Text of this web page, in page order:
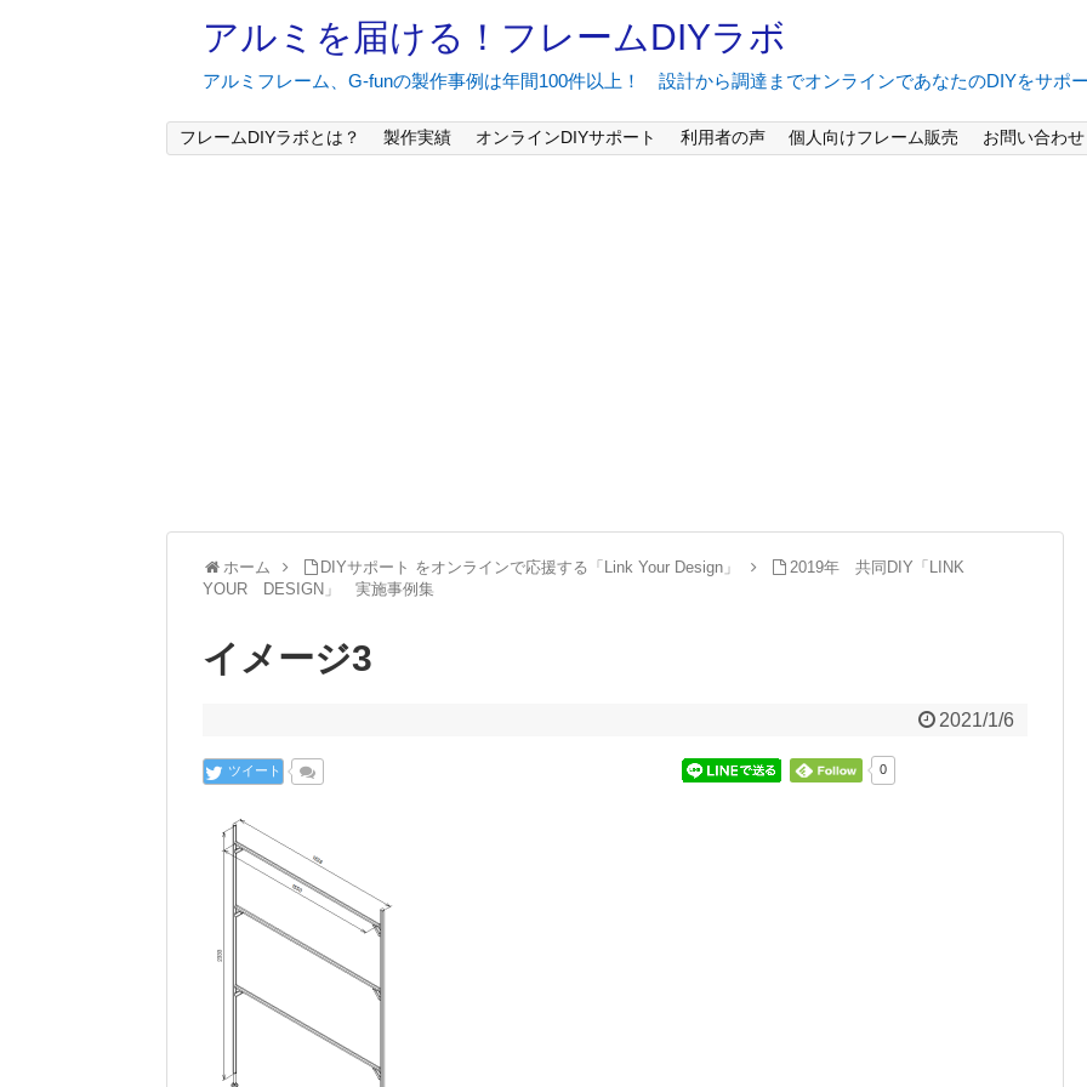
アルミを届ける！フレームDIYラボ
アルミフレーム、G-funの製作事例は年間100件以上！ 設計から調達までオンラインであなたのDIYをサポ
フレームDIYラボとは？ 製作実績 オンラインDIYサポート 利用者の声 個人向けフレーム販売 お問い合わせ
ホーム DIYサポート をオンラインで応援する「Link Your Design」
2019年 共同DIY「LINK
YOUR DESIGN」 実施事例集
イメージ3
2021/1/6
ツイート 0